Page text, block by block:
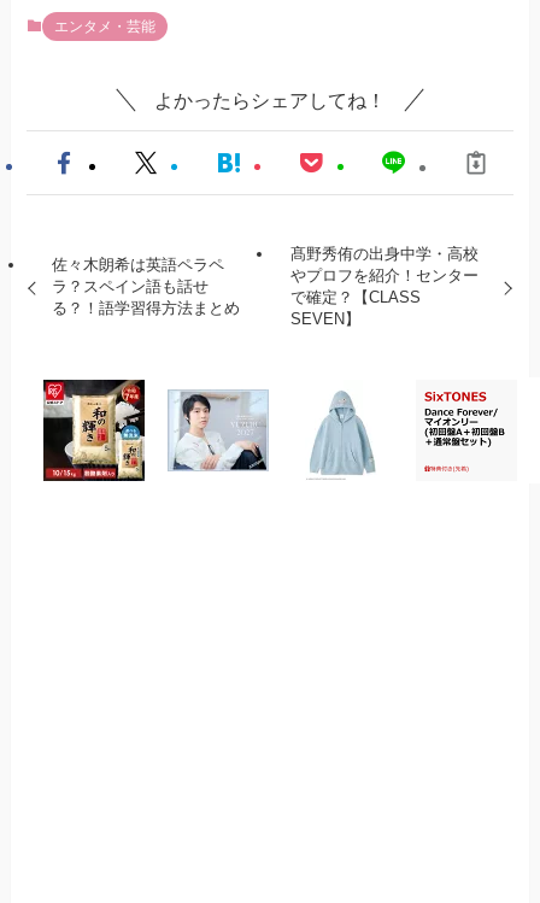
エンタメ・芸能
よかったらシェアしてね！
佐々木朗希は英語ペラペ
ラ？スペイン語も話せ
る？！語学習得方法まとめ
髙野秀侑の出身中学・高校
やプロフを紹介！センター
で確定？【CLASS
SEVEN】